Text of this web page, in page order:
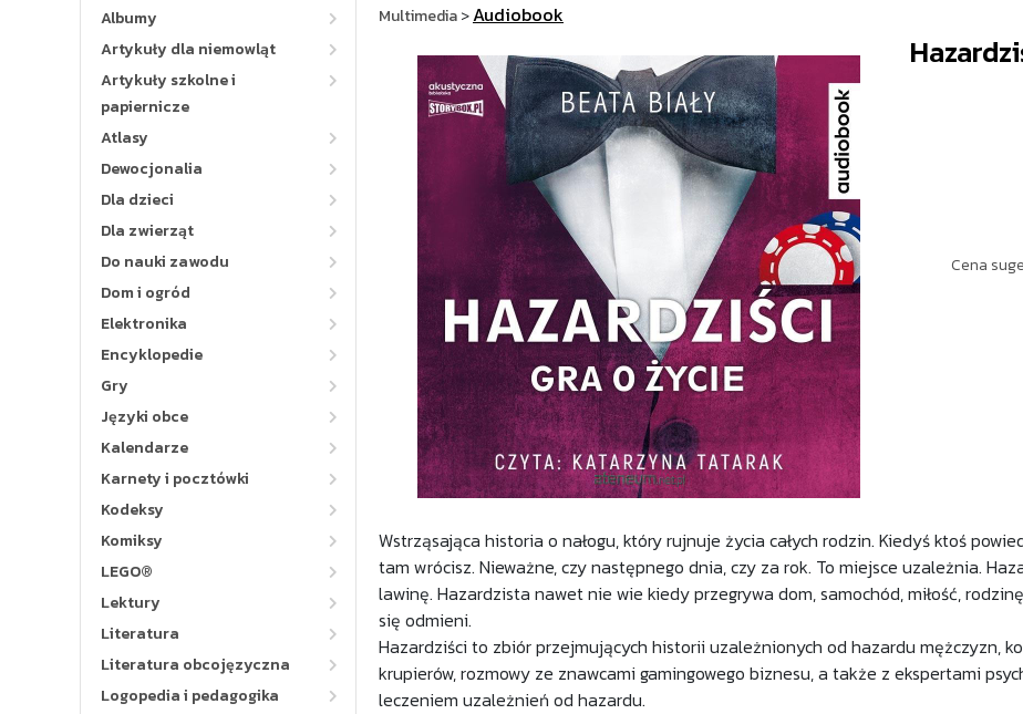
Albumy
Artykuły dla niemowląt
Artykuły szkolne i
papiernicze
Atlasy
Dewocjonalia
Dla dzieci
Dla zwierząt
Do nauki zawodu
Dom i ogród
Elektronika
Encyklopedie
Gry
Języki obce
Kalendarze
Karnety i pocztówki
Kodeksy
Komiksy
LEGO®
Lektury
Literatura
Literatura obcojęzyczna
Logopedia i pedagogika
Multimedia>Audiobook
Cena
Wstrząsająca historia o nałogu, który rujnuje życia całych rodzin. Kiedyś ktoś
tam wrócisz. Nieważne, czy następnego dnia, czy za rok. To miejsce uzależnia.
lawinę. Hazardzista nawet nie wie kiedy przegrywa dom, samochód, miłość,
się odmieni.
Hazardziści to zbiór przejmujących historii uzależnionych od hazardu mężczyzn,
krupierów, rozmowy ze znawcami gamingowego biznesu, a także z ekspertami
leczeniem uzależnień od hazardu.